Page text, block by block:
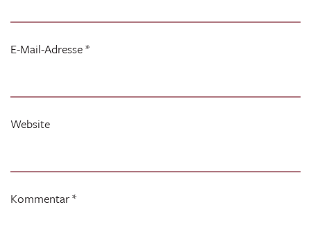
E-Mail-Adresse*
Website
Kommentar*